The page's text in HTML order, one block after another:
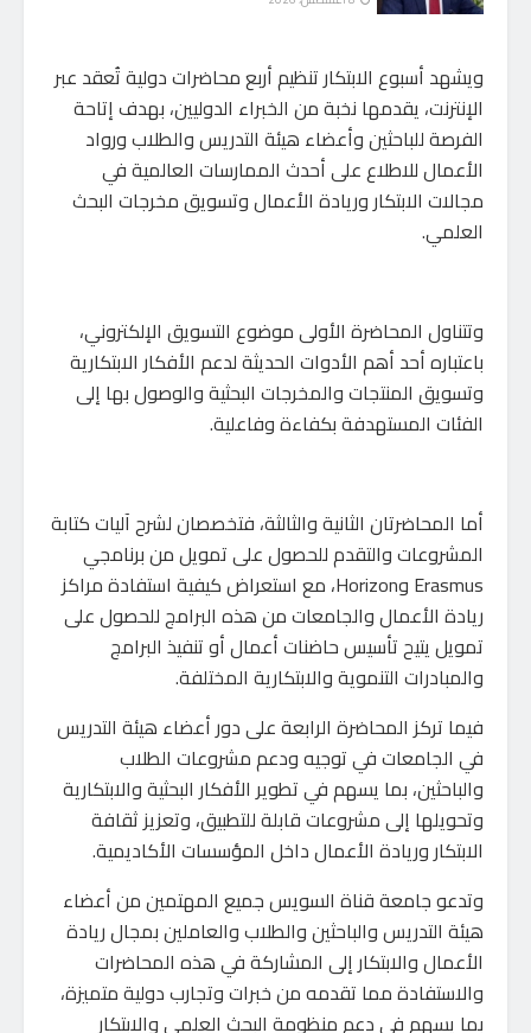
ويشهد أسبوع الابتكار تنظيم أربع محاضرات دولية تُعقد عبر
الإنترنت، يقدمها نخبة من الخبراء الدوليين، بهدف إتاحة
الفرصة للباحثين وأعضاء هيئة التدريس والطلاب ورواد
الأعمال للاطلاع على أحدث الممارسات العالمية في
مجالات الابتكار وريادة الأعمال وتسويق مخرجات البحث
العلمي.
وتتناول المحاضرة الأولى موضوع التسويق الإلكتروني،
باعتباره أحد أهم الأدوات الحديثة لدعم الأفكار الابتكارية
وتسويق المنتجات والمخرجات البحثية والوصول بها إلى
الفئات المستهدفة بكفاءة وفاعلية.
أما المحاضرتان الثانية والثالثة، فتخصصان لشرح آليات كتابة
المشروعات والتقدم للحصول على تمويل من برنامجي
Erasmus وHorizon، مع استعراض كيفية استفادة مراكز
ريادة الأعمال والجامعات من هذه البرامج للحصول على
تمويل يتيح تأسيس حاضنات أعمال أو تنفيذ البرامج
والمبادرات التنموية والابتكارية المختلفة.
فيما تركز المحاضرة الرابعة على دور أعضاء هيئة التدريس
في الجامعات في توجيه ودعم مشروعات الطلاب
والباحثين، بما يسهم في تطوير الأفكار البحثية والابتكارية
وتحويلها إلى مشروعات قابلة للتطبيق، وتعزيز ثقافة
الابتكار وريادة الأعمال داخل المؤسسات الأكاديمية.
وتدعو جامعة قناة السويس جميع المهتمين من أعضاء
هيئة التدريس والباحثين والطلاب والعاملين بمجال ريادة
الأعمال والابتكار إلى المشاركة في هذه المحاضرات
والاستفادة مما تقدمه من خبرات وتجارب دولية متميزة،
بما يسهم في دعم منظومة البحث العلمي والابتكار